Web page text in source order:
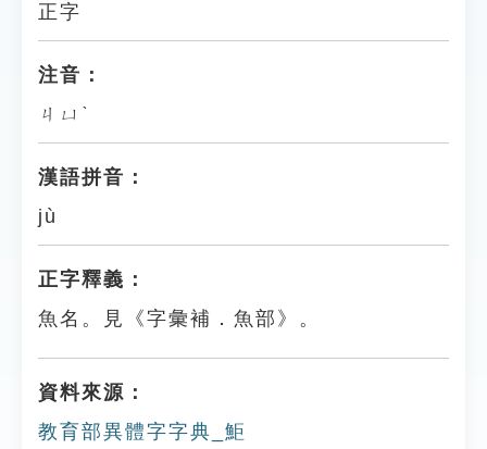
正字
注音：
ㄐㄩˋ
漢語拼音：
jù
正字釋義：
魚名。見《字彙補．魚部》。
資料來源：
教育部異體字字典_鮔